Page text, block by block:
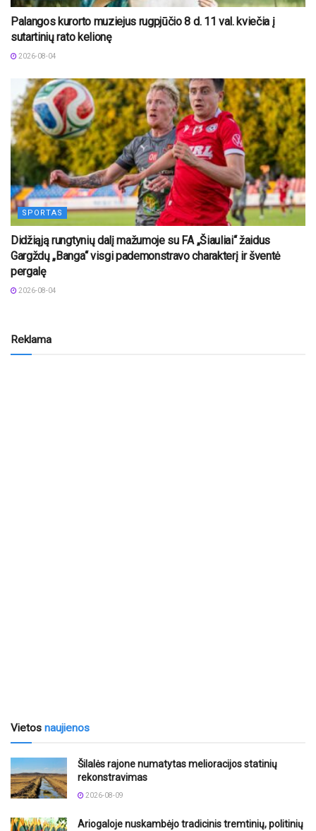
Palangos kurorto muziejus rugpjūčio 8 d. 11 val. kviečia į
sutartinių rato kelionę
2026-08-04
SPORTAS
Didžiąją rungtynių dalį mažumoje su FA „Šiauliai“ žaidus
Gargždų „Banga“ visgi pademonstravo charakterį ir šventė
pergalę
2026-08-04
Reklama
Vietos naujienos
Šilalės rajone numatytas melioracijos statinių
rekonstravimas
2026-08-09
Ariogaloje nuskambėjo tradicinis tremtinių, politinių